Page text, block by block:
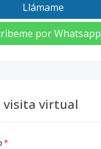
Llámame
por Whatsapp
visita virtual
*